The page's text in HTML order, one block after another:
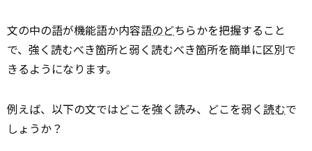
文の中の語が機能語か内容語のどちらかを把握すること
で、強く読むべき箇所と弱く読むべき箇所を簡単に区別で
きるようになります。
例えば、以下の文ではどこを強く読み、どこを弱く読むで
しょうか？